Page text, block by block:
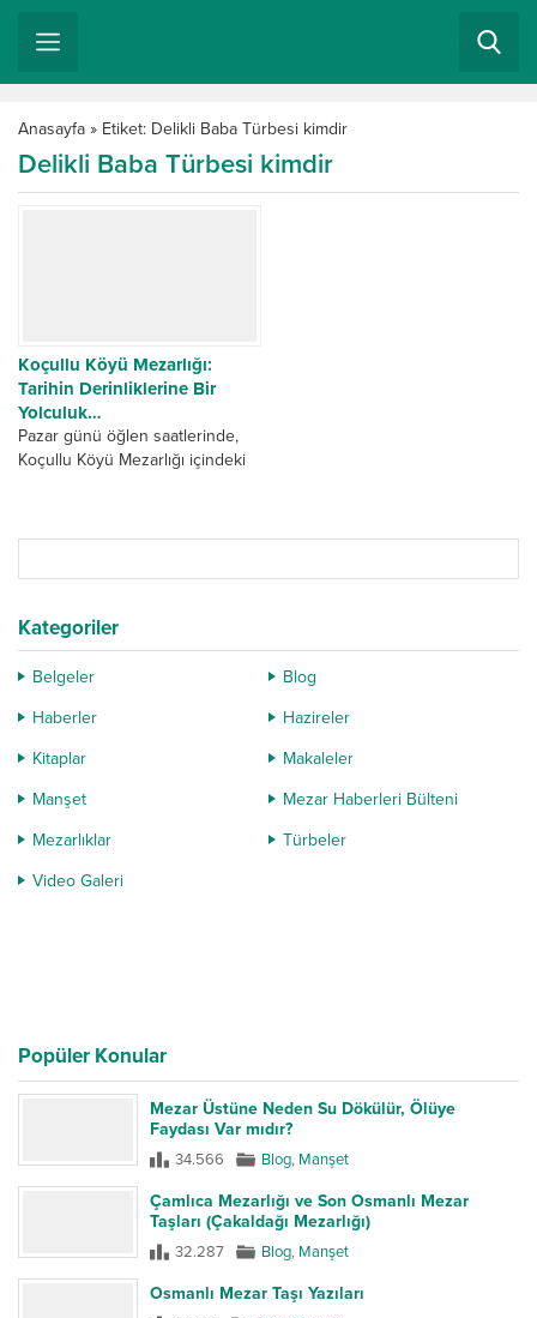
Anasayfa » Etiket: Delikli Baba Türbesi kimdir
Delikli Baba Türbesi kimdir
Koçullu Köyü Mezarlığı:
Tarihin Derinliklerine Bir
Yolculuk…
Pazar günü öğlen saatlerinde,
Koçullu Köyü Mezarlığı içindeki
Kategoriler
Belgeler
Blog
Haberler
Hazireler
Kitaplar
Makaleler
Manşet
Mezar Haberleri Bülteni
Mezarlıklar
Türbeler
Video Galeri
Popüler Konular
Mezar Üstüne Neden Su Dökülür, Ölüye
Faydası Var mıdır?
34.566 Blog, Manşet
Çamlıca Mezarlığı ve Son Osmanlı Mezar
Taşları (Çakaldağı Mezarlığı)
32.287 Blog, Manşet
Osmanlı Mezar Taşı Yazıları